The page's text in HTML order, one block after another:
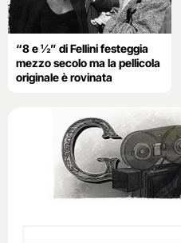
“8 e ½” di Fellini festeggia
mezzo secolo ma la pellicola
originale è rovinata